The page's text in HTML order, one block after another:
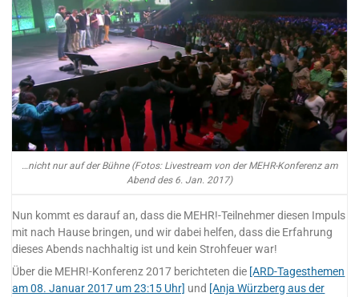
…nicht nur auf der Bühne (Fotos: Livestream von der MEHR-Konferenz am
Abend des 6. Jan. 2017)
Nun kommt es darauf an, dass die MEHR!-Teilnehmer diesen Impuls
mit nach Hause bringen, und wir dabei helfen, dass die Erfahrung
dieses Abends nachhaltig ist und kein Strohfeuer war!
Über die MEHR!-Konferenz 2017 berichteten die [ARD-Tagesthemen
am 08. Januar 2017 um 23:15 Uhr] und [Anja Würzberg aus der